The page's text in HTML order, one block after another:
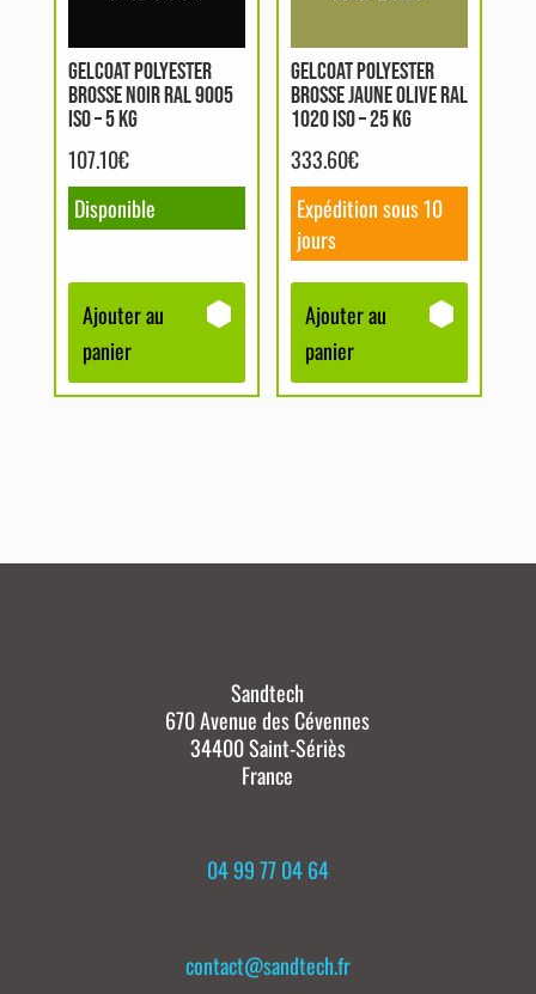
GELCOAT POLYESTER
BROSSE NOIR RAL 9005
ISO – 5 KG
107.10€
Disponible
Ajouter au
panier
GELCOAT POLYESTER
BROSSE JAUNE OLIVE RAL
1020 ISO – 25 KG
333.60€
Expédition sous 10
jours
Ajouter au
panier
Sandtech
670 Avenue des Cévennes
34400 Saint-Sériès
France
04 99 77 04 64
contact@sandtech.fr